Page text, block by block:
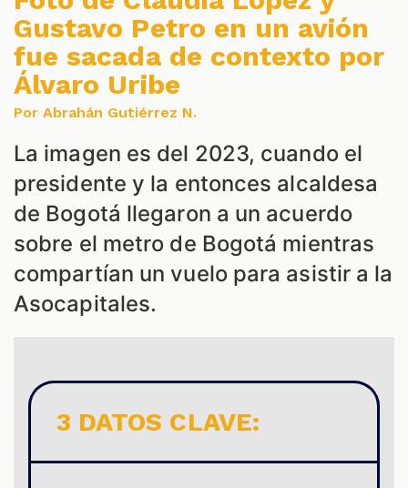
Gustavo Petro en un avión
fue sacada de contexto por
Álvaro Uribe
Por Abrahán Gutiérrez N.
La imagen es del 2023, cuando el
presidente y la entonces alcaldesa
de Bogotá llegaron a un acuerdo
sobre el metro de Bogotá mientras
compartían un vuelo para asistir a la
Asocapitales.
3 DATOS CLAVE: